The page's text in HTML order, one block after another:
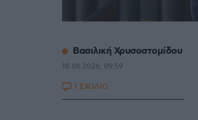
Βασιλική Χρυσοστομίδου
18.06.2026, 09:59
1 ΣΧΟΛΙΟ